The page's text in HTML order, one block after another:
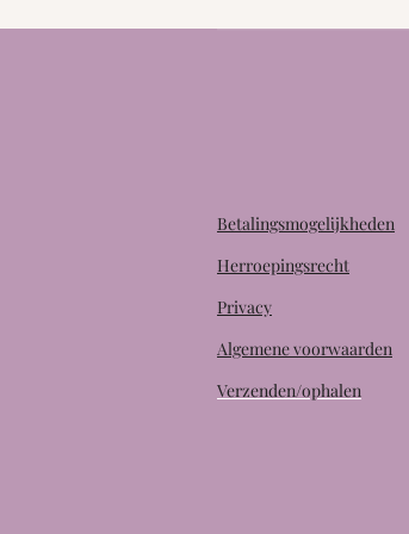
Betalingsmogelijkheden
Herroepingsrecht
Privacy
Algemene voorwaarden
Verzenden/ophalen